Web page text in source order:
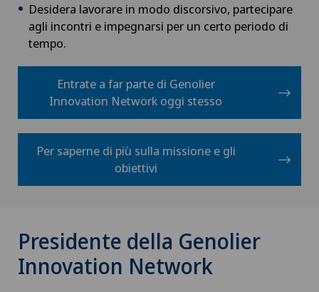
Desidera lavorare in modo discorsivo, partecipare
agli incontri e impegnarsi per un certo periodo di
tempo.
Entrate a far parte di Genolier
Innovation Network oggi stesso
Per saperne di più sulla missione e gli
obiettivi
Presidente della Genolier
Innovation Network